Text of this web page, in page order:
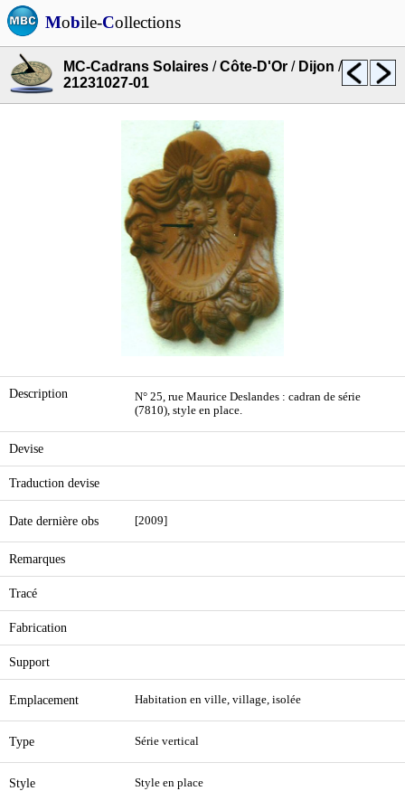
Mobile-Collections
MC-Cadrans Solaires /Côte-D'Or / Dijon /
21231027-01
Description
N° 25, rue Maurice Deslandes : cadran de série
(7810), style en place.
Devise
Traduction devise
Date dernière obs [2009]
Remarques
Tracé
Fabrication
Support
Emplacement Habitation en ville, village, isolée
Type Série vertical
Style Style en place